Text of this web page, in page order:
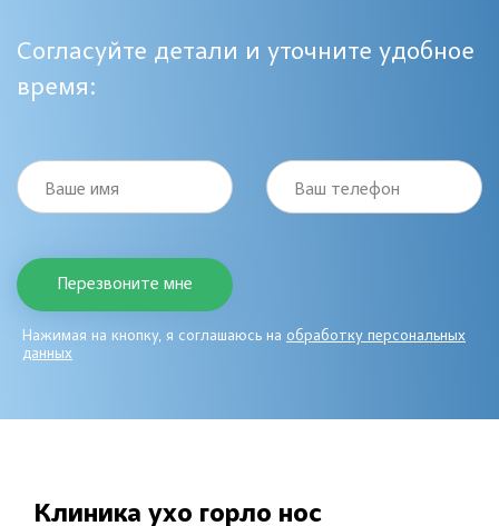
Согласуйте детали и уточните удобное
время:
Ваше имя Ваш телефон
Нажимая на кнопку, я соглашаюсь на обработку персональных
данных
Клиника ухо горло нос